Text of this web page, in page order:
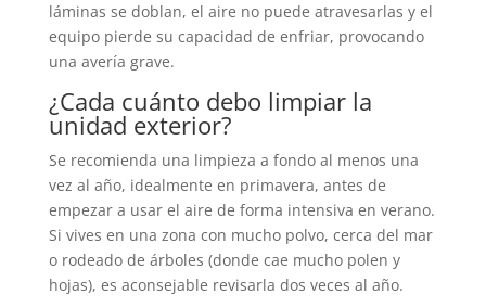
láminas se doblan, el aire no puede atravesarlas y el
equipo pierde su capacidad de enfriar, provocando
una avería grave.
¿Cada cuánto debo limpiar la
unidad exterior?
Se recomienda una limpieza a fondo al menos una
vez al año, idealmente en primavera, antes de
empezar a usar el aire de forma intensiva en verano.
Si vives en una zona con mucho polvo, cerca del mar
o rodeado de árboles (donde cae mucho polen y
hojas), es aconsejable revisarla dos veces al año.